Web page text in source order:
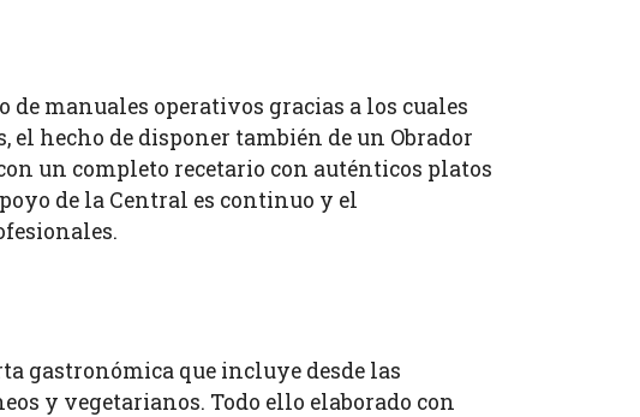
manuales operativos gracias a los cuales
el hecho de disponer también de un Obrador
un completo recetario con auténticos platos
de la Central es continuo y el
gastronómica que incluye desde las
y vegetarianos. Todo ello elaborado con